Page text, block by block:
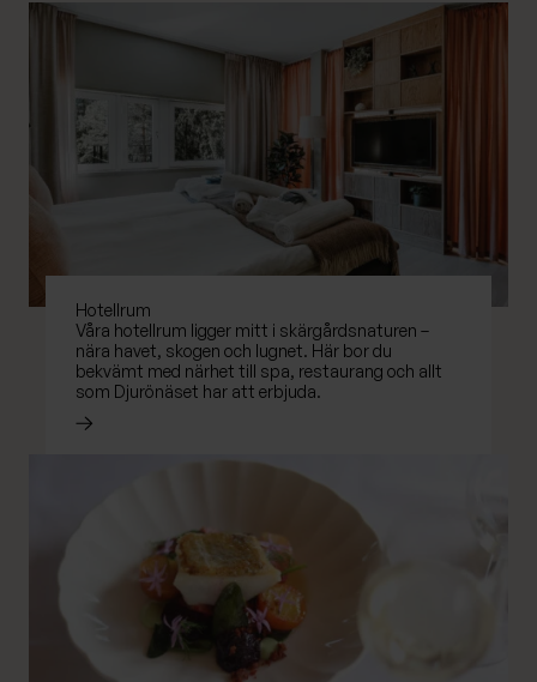
Hotellrum
Våra hotellrum ligger mitt i skärgårdsnaturen –
nära havet, skogen och lugnet. Här bor du
bekvämt med närhet till spa, restaurang och allt
som Djurönäset har att erbjuda.
Läs mer om